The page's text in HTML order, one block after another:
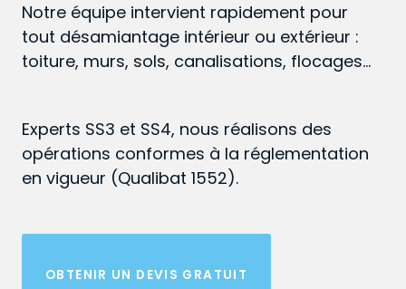
Notre équipe intervient rapidement pour
tout désamiantage intérieur ou extérieur :
toiture, murs, sols, canalisations, flocages…
Experts SS3 et SS4, nous réalisons des
opérations conformes à la réglementation
en vigueur (Qualibat 1552).
OBTENIR UN DEVIS GRATUIT